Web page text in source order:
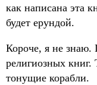
как написана эта
будет ерундой.
Короче, я не
религиозных
тонущие корабли.